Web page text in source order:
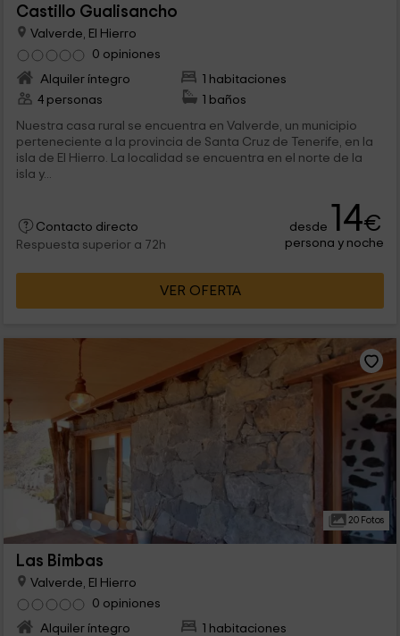
Castillo Gualisancho
Valverde, El Hierro
0 opiniones
Alquiler íntegro
1 habitaciones
4 personas
1 baños
Nuestra casa rural se encuentra en Valverde, un municipio
perteneciente a la provincia de Santa Cruz de Tenerife, en la
isla de El Hierro. La localidad se encuentra en el norte de la
isla y...
Contacto directo
Respuesta superior a 72h
desde 14€
persona y noche
VER OFERTA
20 Fotos
Las Bimbas
Valverde, El Hierro
0 opiniones
Alquiler íntegro
1 habitaciones